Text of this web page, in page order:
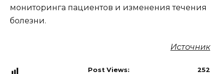
мониторинга пациентов и изменения течения
болезни.
Источник
Post Views: 252